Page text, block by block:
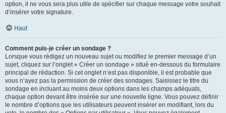
option, il ne vous sera plus utile de spécifier sur chaque message votre souhait
d’insérer votre signature.
Haut
Comment puis-je créer un sondage ?
Lorsque vous rédigez un nouveau sujet ou modifiez le premier message d’un
sujet, cliquez sur l’onglet « Créer un sondage » situé en-dessous du formulaire
principal de rédaction. Si cet onglet n’est pas disponible, il est probable que
vous n’ayez pas la permission de créer des sondages. Saisissez le titre du
sondage en incluant au moins deux options dans les champs adéquats,
chaque option devant être insérée sur une nouvelle ligne. Vous pouvez définir
le nombre d’options que les utilisateurs peuvent insérer en modifiant, lors du